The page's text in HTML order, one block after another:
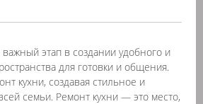
этап в создании удобного и
для готовки и общения.
кухни, создавая стильное и
семьи. Ремонт кухни — это место,